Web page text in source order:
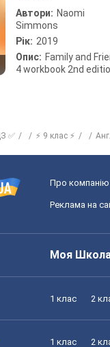
Автори: Naomi
Simmons
Рік: 2019
Опис: Family and
4 workbook 2nd
✅ ⚡ 9 клас ⚡
Про компанію
Реклама на
Моя
1 клас 2
1 клас 2